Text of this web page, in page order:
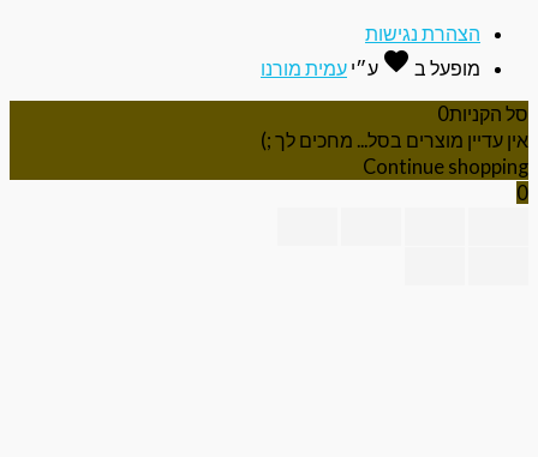
הצהרת נגישות
מופעל בfavoriteאהבה
ע״יעמית מורנו
הקניות0
עדיין מוצרים בסל... מחכים לך ;)
Continue